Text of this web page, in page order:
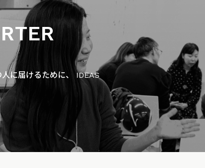
に届けるために、 IDEAS